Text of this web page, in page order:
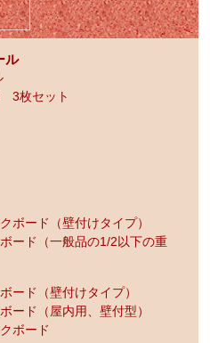
ル
3枚セット
ボード（壁付けタイプ）
ード（一般品の1/2以下の重
ード（壁付けタイプ）
ード（屋内用、壁付型）
ボード